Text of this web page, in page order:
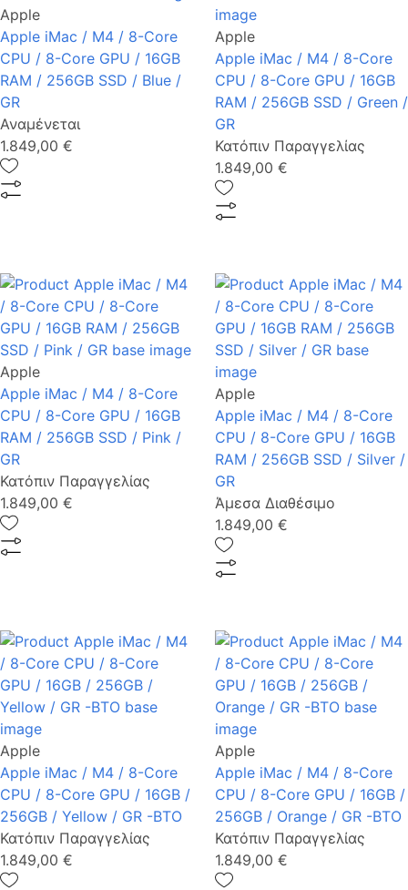
Apple
Apple iMac / M4 / 8-Core
CPU / 8-Core GPU / 16GB
RAM / 256GB SSD / Blue /
GR
Αναμένεται
1.849,00 €
Apple
Apple iMac / M4 / 8-Core
CPU / 8-Core GPU / 16GB
RAM / 256GB SSD / Green /
GR
Κατόπιν Παραγγελίας
1.849,00 €
Apple
Apple iMac / M4 / 8-Core
CPU / 8-Core GPU / 16GB
RAM / 256GB SSD / Pink /
GR
Κατόπιν Παραγγελίας
1.849,00 €
Apple
Apple iMac / M4 / 8-Core
CPU / 8-Core GPU / 16GB
RAM / 256GB SSD / Silver /
GR
Άμεσα Διαθέσιμο
1.849,00 €
Apple
Apple iMac / M4 / 8-Core
CPU / 8-Core GPU / 16GB /
256GB / Yellow / GR -BTO
Κατόπιν Παραγγελίας
1.849,00 €
Apple
Apple iMac / M4 / 8-Core
CPU / 8-Core GPU / 16GB /
256GB / Orange / GR -BTO
Κατόπιν Παραγγελίας
1.849,00 €